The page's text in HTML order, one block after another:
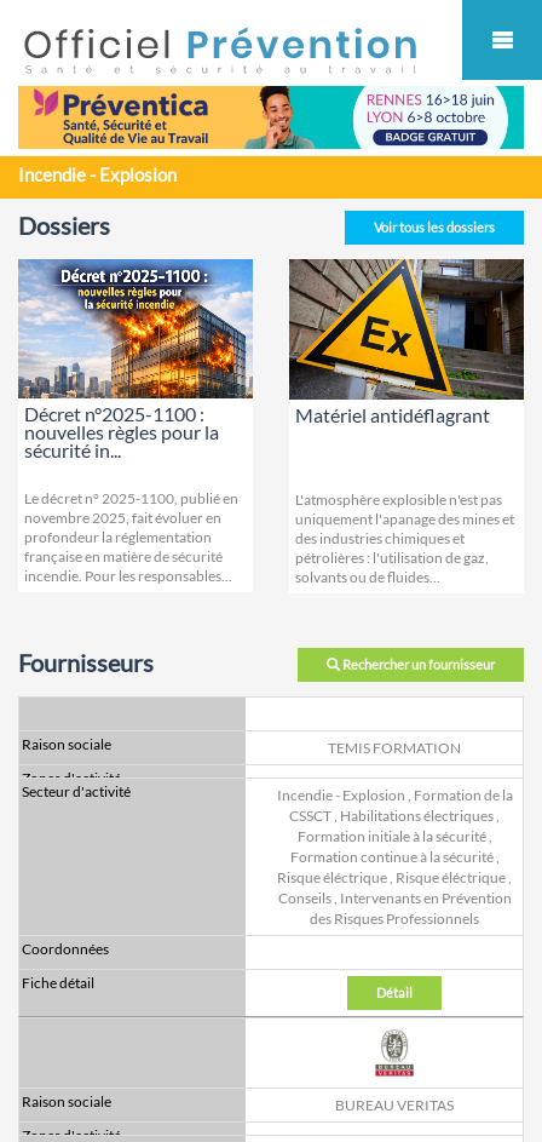
Incendie - Explosion
Voir tous les dossiers
Dossiers
Décret n°2025-1100 :
nouvelles règles pour la
sécurité in...
Le décret n° 2025-1100, publié en
novembre 2025, fait évoluer en
profondeur la réglementation
française en matière de sécurité
incendie. Pour les responsables...
Matériel antidéflagrant
L'atmosphère explosible n'est pas
uniquement l'apanage des mines et
des industries chimiques et
pétrolières : l'utilisation de gaz,
solvants ou de fluides...
Rechercher un fournisseur
Fournisseurs
TEMIS FORMATION
Incendie - Explosion Formation de la
CSSCT Habilitations électriques
Formation initiale à la sécurité,
Formation continue à la sécurité,
Risque éléctrique Risque éléctrique
Conseils, Intervenants en Prévention
des Risques Professionnels
Détail
BUREAU VERITAS